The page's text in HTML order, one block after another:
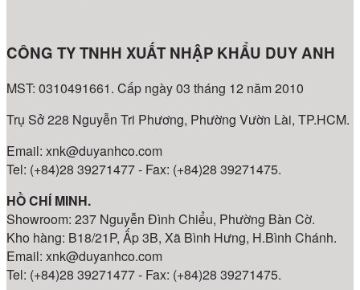
CÔNG TY TNHH XUẤT NHẬP KHẨU DUY ANH
MST: 0310491661. Cấp ngày 03 tháng 12 năm 2010
Trụ Sở 228 Nguyễn Tri Phương, Phường Vườn Lài, TP.HCM.
Email: xnk@duyanhco.com
Tel: (+84)28 39271477 - Fax: (+84)28 39271475.
HỒ CHÍ MINH.
Showroom: 237 Nguyễn Đình Chiểu, Phường Bàn Cờ.
Kho hàng: B18/21P, Ấp 3B, Xã Bình Hưng, H.Bình Chánh.
Email: xnk@duyanhco.com
Tel: (+84)28 39271477 - Fax: (+84)28 39271475.